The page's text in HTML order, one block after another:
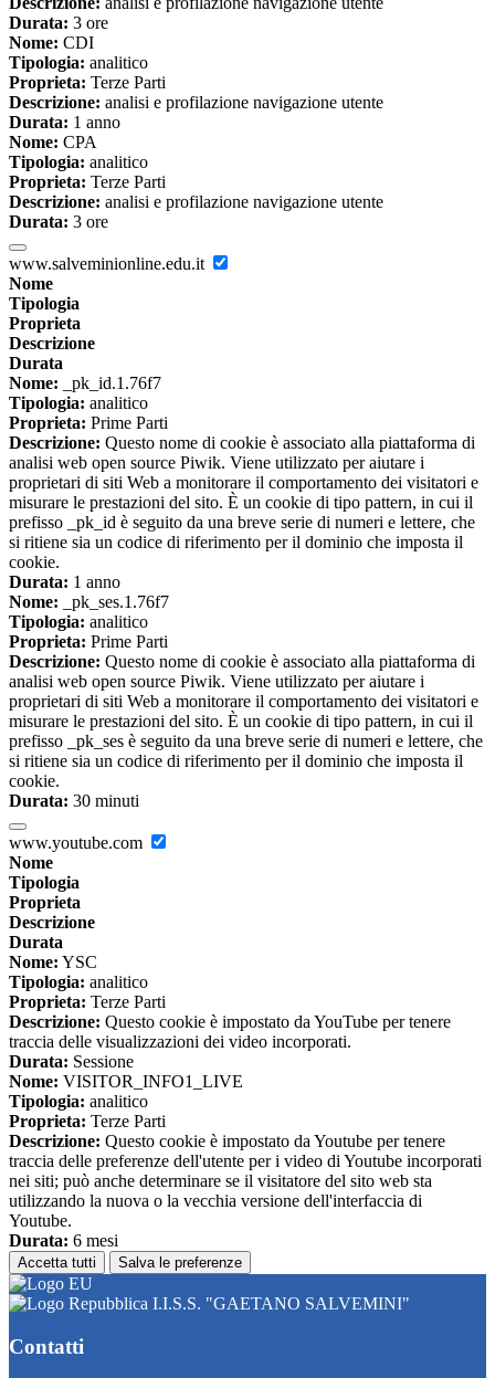
Durata: 3 ore
Nome: CDI
Tipologia: analitico
Proprieta: Terze Parti
Descrizione: analisi e profilazione navigazione utente
Durata: 1 anno
Nome: CPA
Tipologia: analitico
Proprieta: Terze Parti
Descrizione: analisi e profilazione navigazione utente
Durata: 3 ore
www.salveminionline.edu.it
Nome
Tipologia
Proprieta
Descrizione
Durata
Nome: _pk_id.1.76f7
Tipologia: analitico
Proprieta: Prime Parti
Descrizione: Questo nome di cookie è associato alla piattaforma di
analisi web open source Piwik. Viene utilizzato per aiutare i
proprietari di siti Web a monitorare il comportamento dei visitatori e
misurare le prestazioni del sito. È un cookie di tipo pattern, in cui il
prefisso _pk_id è seguito da una breve serie di numeri e lettere, che
si ritiene sia un codice di riferimento per il dominio che imposta il
cookie.
Durata: 1 anno
Nome: _pk_ses.1.76f7
Tipologia: analitico
Proprieta: Prime Parti
Descrizione: Questo nome di cookie è associato alla piattaforma di
analisi web open source Piwik. Viene utilizzato per aiutare i
proprietari di siti Web a monitorare il comportamento dei visitatori e
misurare le prestazioni del sito. È un cookie di tipo pattern, in cui il
prefisso _pk_ses è seguito da una breve serie di numeri e lettere, che
si ritiene sia un codice di riferimento per il dominio che imposta il
cookie.
Durata: 30 minuti
www.youtube.com
Nome
Tipologia
Proprieta
Descrizione
Durata
Nome: YSC
Tipologia: analitico
Proprieta: Terze Parti
Descrizione: Questo cookie è impostato da YouTube per tenere
traccia delle visualizzazioni dei video incorporati.
Durata: Sessione
Nome: VISITOR_INFO1_LIVE
Tipologia: analitico
Proprieta: Terze Parti
Descrizione: Questo cookie è impostato da Youtube per tenere
traccia delle preferenze dell'utente per i video di Youtube incorporati
nei siti; può anche determinare se il visitatore del sito web sta
utilizzando la nuova o la vecchia versione dell'interfaccia di
Youtube.
Durata: 6 mesi
Accetta tutti Salva le preferenze
I.I.S.S. "GAETANO SALVEMINI"
Contatti